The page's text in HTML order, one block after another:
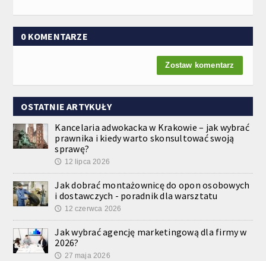
0 KOMENTARZE
Zostaw komentarz
OSTATNIE ARTYKUŁY
Kancelaria adwokacka w Krakowie – jak wybrać
prawnika i kiedy warto skonsultować swoją
sprawę?
🕔 12 lipca 2026
Jak dobrać montażownicę do opon osobowych
i dostawczych - poradnik dla warsztatu
🕔 12 czerwca 2026
Jak wybrać agencję marketingową dla firmy w
2026?
🕔 27 maja 2026